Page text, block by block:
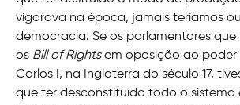
vigorava na época, jamais teríamos
democracia. Se os parlamentares que
os Bill of Rightsem oposição ao poder
Carlos I, na Inglaterra do século 17,
que ter desconstituído todo o sistema